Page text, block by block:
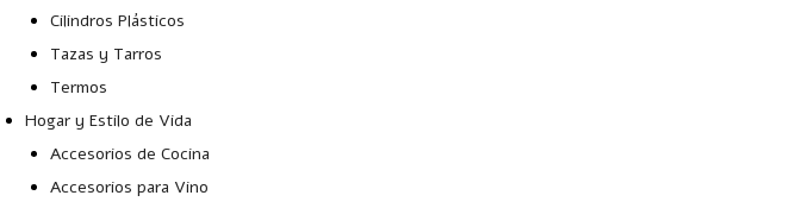
Cilindros Plásticos
Tazas y Tarros
Termos
Hogar y Estilo de Vida
Accesorios de Cocina
Accesorios para Vino